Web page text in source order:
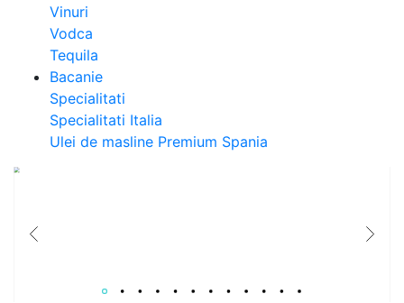
Vinuri
Vodca
Tequila
Bacanie
Specialitati
Specialitati Italia
Ulei de masline Premium Spania